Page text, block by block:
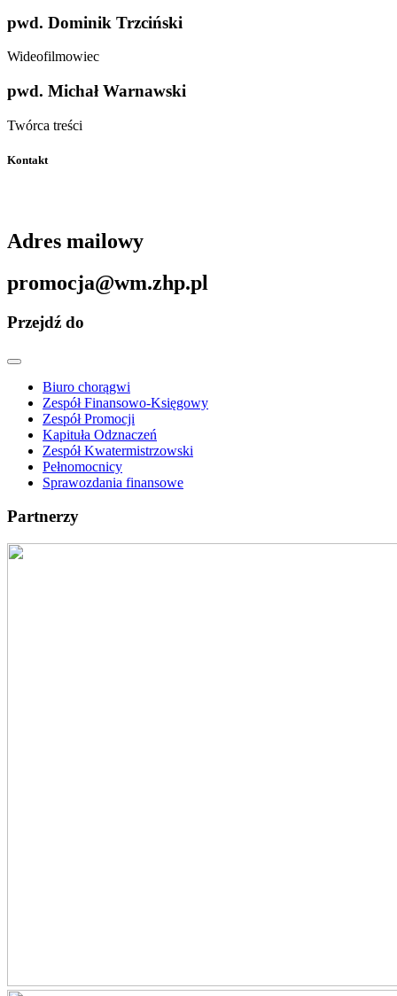
pwd. Dominik Trzciński
Wideofilmowiec
pwd. Michał Warnawski
Twórca treści
Kontakt
Adres mailowy
promocja@wm.zhp.pl
Przejdź do
Biuro chorągwi
Zespół Finansowo-Księgowy
Zespół Promocji
Kapituła Odznaczeń
Zespół Kwatermistrzowski
Pełnomocnicy
Sprawozdania finansowe
Partnerzy